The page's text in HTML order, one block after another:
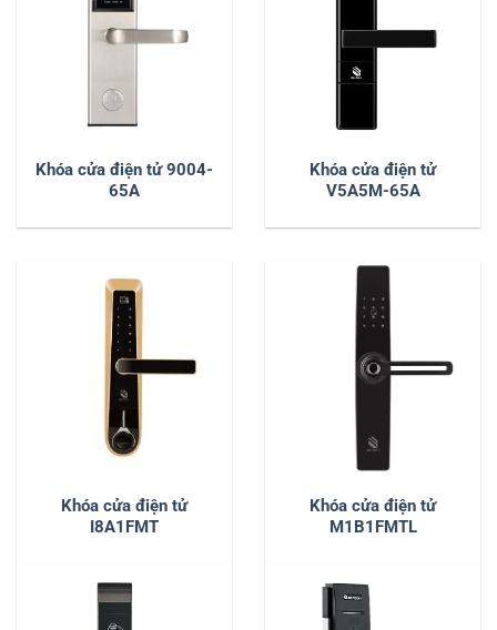
Khóa cửa điện tử 9004-
65A
Khóa cửa điện tử
V5A5M-65A
Khóa cửa điện tử
I8A1FMT
Khóa cửa điện tử
M1B1FMTL